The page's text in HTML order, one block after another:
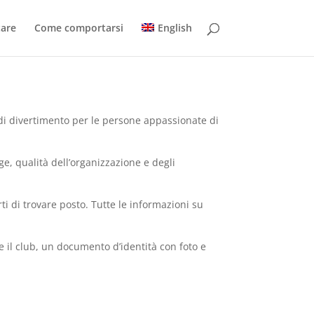
Come comportarsi English
divertimento per le persone appassionate di
qualità dell’organizzazione e degli
di trovare posto. Tutte le informazioni su
il club, un documento d’identità con foto e